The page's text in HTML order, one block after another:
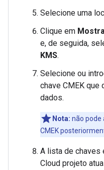
Selecione uma
Clique em
e, de seguida,
KMS.
Selecione ou
chave CMEK que
dados.
Nota: não pode
CMEK
A lista de chaves
Cloud projeto